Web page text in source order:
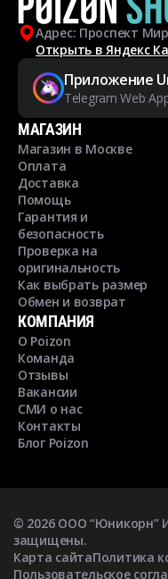
Адрес: Проспект
Открыть в Яндекс
Приложение
Telegram Web
МАГАЗИН
Магазин в Москве
Оплата
Доставка
Помощь
Гарантия и
безопасность
Проверка на
оригинальность
Как выбрать размер
Обмен и возврат
КОМПАНИЯ
О Poizon
Команда
Отзывы
Вакансии
СМИ о нас
Контакты
Блог Poizon
© 2026ООО “Юникорн”
защищены.
Карта сайтаПолитика
Пользовательское